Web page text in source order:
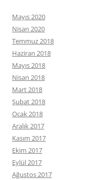
Mayıs 2020
Nisan 2020
Temmuz 2018
Haziran 2018
Mayıs 2018
Nisan 2018
Mart 2018
Şubat 2018
Ocak 2018
Aralık 2017
Kasım 2017
Ekim 2017
Eylül 2017
Ağustos 2017